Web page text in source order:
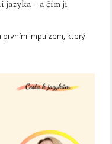
jazyka – a čím ji
prvním impulzem, který